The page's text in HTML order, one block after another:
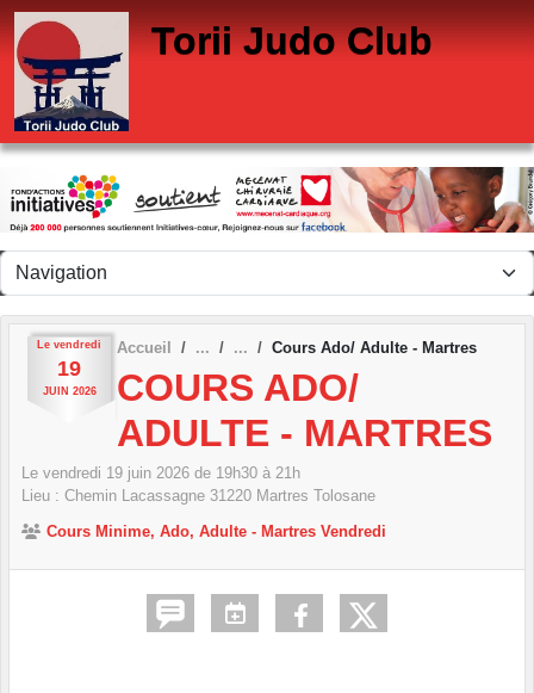
Torii Judo Club
Le vendredi
19
JUIN 2026
Accueil Cours Ado/ Adulte - Martres
COURS ADO/
ADULTE - MARTRES
Le vendredi 19 juin 2026 de 19h30 à 21h
Lieu : Chemin Lacassagne 31220 Martres Tolosane
Cours Minime, Ado, Adulte - Martres Vendredi
Panneau de gestion des cookies